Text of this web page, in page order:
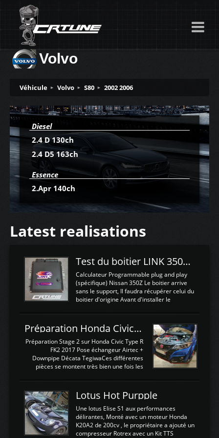
Volvo
Véhicule Volvo S80 2002 2006
Diesel
2.4 D 130ch
2.4 D5 163ch
Essence
2.Apr 140ch
Latest realisations
Test du boitier LINK 350Z Plugin ECU
Calculateur Programmable plug and play
(spécifique) Nissan 350Z Le boitier arrive
sans le support, Il faudra récupérer celui du
boitier d'origine Avant d'installer le
d'envoyer l'information de la large bande
dans le boitier. sydney sweeney deepfake
La sortie 0-5V de l'afr sera connectée sur
l'entrée AN Volt 8 et GndAN pour
Analogique, et Volt car l'information est une
tension (Pas une résistance variable d'un
est temps de brancher le ...
Préparation Honda Civic Type R FK2
Préparation Stage 2 sur Honda Civic Type R
FK2 2017 Pose échangeur Airtec +
Downpipe Décata TegiwaCes différentes
pièces se montent très bien une fois les
légere découpe du plastique inferieur,
negénant en rien la structure ou le
fonctionnement du fond plat. Une
reprogrammation Stage 2 est faite sur le
calculateur d'origine. Une alternative
économique au passage sur Hondata
Lotus Hot Purpple
Une lotus Elise S1 aux performances
délirantes, Monté avec un moteur Honda
K20A2 de 200cv , le propriétaire a ajouté un
compresseur Rotrex avec un Kit TTS